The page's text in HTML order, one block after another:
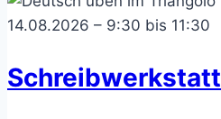
14.08.2026 – 9:30 bis 11:30
Schreibwerkstatt